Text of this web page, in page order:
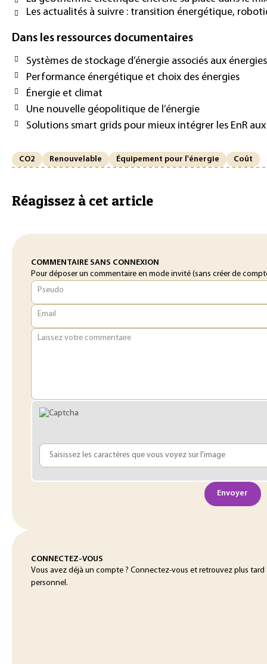
Les actualités à suivre : transition énergétique,
Dans les ressources documentaires
Systèmes de stockage d’énergie associés aux
Performance énergétique et choix des énergies
Énergie et climat
Une nouvelle géopolitique de l’énergie
Solutions smart grids pour mieux intégrer les EnR
CO2 Renouvelable Équipement pour l'énergie Coût
Réagissez à cet article
COMMENTAIRE SANS CONNEXION
Pour déposer un commentaire en mode invité (sans créer de
Pseudo
Email
Laissez votre commentaire
Envoyer
CONNECTEZ-VOUS
Vous avez déjà un compte ? Connectez-vous et retrouvez plus
personnel.